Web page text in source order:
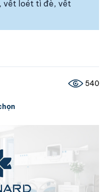
vết loét tì đè, vết
540